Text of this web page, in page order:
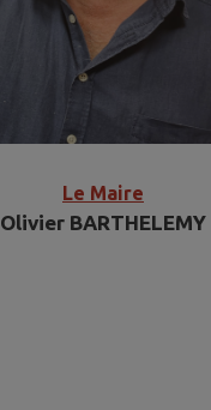
Le Maire
Olivier BARTHELEMY